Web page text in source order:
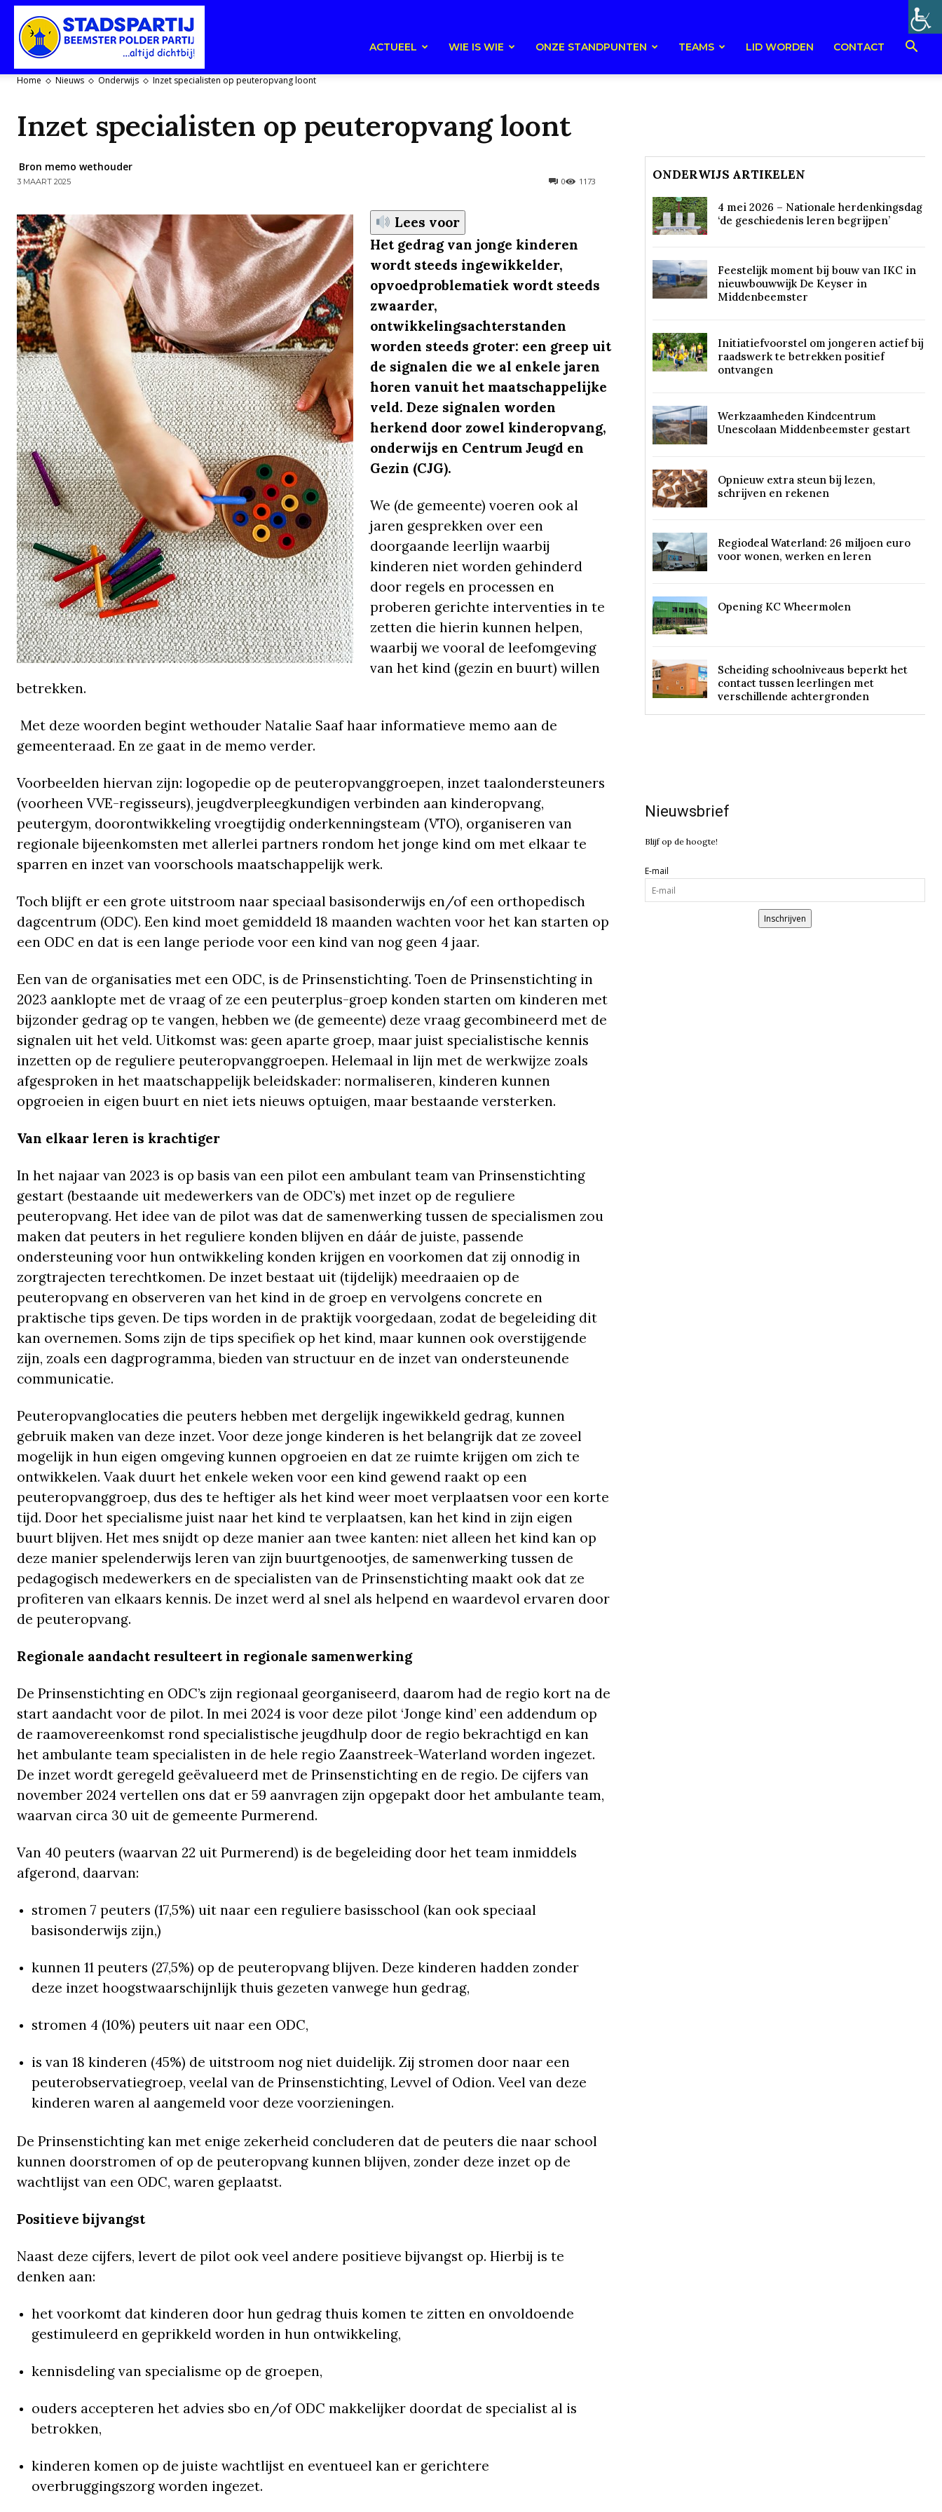
Polderpartij
ACTUEEL WIE IS WIE ONZE STANDPUNTEN TEAMS LID WORDEN CONTACT
Home Nieuws Onderwijs Inzet specialisten op peuteropvang loont
Inzet specialisten op peuteropvang loont
Bron memo wethouder
3 MAART 2025 1173
0
Lees voor
Het gedrag van jonge kinderen
wordt steeds ingewikkelder,
opvoedproblematiek wordt steeds
zwaarder,
ontwikkelingsachterstanden
worden steeds groter: een greep uit
de signalen die we al enkele jaren
horen vanuit het maatschappelijke
veld. Deze signalen worden
herkend door zowel kinderopvang,
onderwijs en Centrum Jeugd en
Gezin (CJG).
We (de gemeente) voeren ook al
jaren gesprekken over een
doorgaande leerlijn waarbij
kinderen niet worden gehinderd
door regels en processen en
proberen gerichte interventies in te
zetten die hierin kunnen helpen,
waarbij we vooral de leefomgeving
van het kind (gezin en buurt) willen
betrekken.
Met deze woorden begint wethouder Natalie Saaf haar informatieve memo aan de
gemeenteraad. En ze gaat in de memo verder.
Voorbeelden hiervan zijn: logopedie op de peuteropvanggroepen, inzet taalondersteuners
(voorheen VVE-regisseurs), jeugdverpleegkundigen verbinden aan kinderopvang,
peutergym, doorontwikkeling vroegtijdig onderkenningsteam (VTO), organiseren van
regionale bijeenkomsten met allerlei partners rondom het jonge kind om met elkaar te
sparren en inzet van voorschools maatschappelijk werk.
Toch blijft er een grote uitstroom naar speciaal basisonderwijs en/of een orthopedisch
dagcentrum (ODC). Een kind moet gemiddeld 18 maanden wachten voor het kan starten op
een ODC en dat is een lange periode voor een kind van nog geen 4 jaar.
Een van de organisaties met een ODC, is de Prinsenstichting. Toen de Prinsenstichting in
2023 aanklopte met de vraag of ze een peuterplus-groep konden starten om kinderen met
bijzonder gedrag op te vangen, hebben we (de gemeente) deze vraag gecombineerd met de
signalen uit het veld. Uitkomst was: geen aparte groep, maar juist specialistische kennis
inzetten op de reguliere peuteropvanggroepen. Helemaal in lijn met de werkwijze zoals
afgesproken in het maatschappelijk beleidskader: normaliseren, kinderen kunnen
opgroeien in eigen buurt en niet iets nieuws optuigen, maar bestaande versterken.
Van elkaar leren is krachtiger
In het najaar van 2023 is op basis van een pilot een ambulant team van Prinsenstichting
gestart (bestaande uit medewerkers van de ODC’s) met inzet op de reguliere
peuteropvang. Het idee van de pilot was dat de samenwerking tussen de specialismen zou
maken dat peuters in het reguliere konden blijven en dáár de juiste, passende
ondersteuning voor hun ontwikkeling konden krijgen en voorkomen dat zij onnodig in
zorgtrajecten terechtkomen. De inzet bestaat uit (tijdelijk) meedraaien op de
peuteropvang en observeren van het kind in de groep en vervolgens concrete en
praktische tips geven. De tips worden in de praktijk voorgedaan, zodat de begeleiding dit
kan overnemen. Soms zijn de tips specifiek op het kind, maar kunnen ook overstijgende
zijn, zoals een dagprogramma, bieden van structuur en de inzet van ondersteunende
communicatie.
Peuteropvanglocaties die peuters hebben met dergelijk ingewikkeld gedrag, kunnen
gebruik maken van deze inzet. Voor deze jonge kinderen is het belangrijk dat ze zoveel
mogelijk in hun eigen omgeving kunnen opgroeien en dat ze ruimte krijgen om zich te
ontwikkelen. Vaak duurt het enkele weken voor een kind gewend raakt op een
peuteropvanggroep, dus des te heftiger als het kind weer moet verplaatsen voor een korte
tijd. Door het specialisme juist naar het kind te verplaatsen, kan het kind in zijn eigen
buurt blijven. Het mes snijdt op deze manier aan twee kanten: niet alleen het kind kan op
deze manier spelenderwijs leren van zijn buurtgenootjes, de samenwerking tussen de
pedagogisch medewerkers en de specialisten van de Prinsenstichting maakt ook dat ze
profiteren van elkaars kennis. De inzet werd al snel als helpend en waardevol ervaren door
de peuteropvang.
Regionale aandacht resulteert in regionale samenwerking
De Prinsenstichting en ODC’s zijn regionaal georganiseerd, daarom had de regio kort na de
start aandacht voor de pilot. In mei 2024 is voor deze pilot ‘Jonge kind’ een addendum op
de raamovereenkomst rond specialistische jeugdhulp door de regio bekrachtigd en kan
het ambulante team specialisten in de hele regio Zaanstreek-Waterland worden ingezet.
De inzet wordt geregeld geëvalueerd met de Prinsenstichting en de regio. De cijfers van
november 2024 vertellen ons dat er 59 aanvragen zijn opgepakt door het ambulante team,
waarvan circa 30 uit de gemeente Purmerend.
Van 40 peuters (waarvan 22 uit Purmerend) is de begeleiding door het team inmiddels
afgerond, daarvan:
stromen 7 peuters (17,5%) uit naar een reguliere basisschool (kan ook speciaal
basisonderwijs zijn,)
kunnen 11 peuters (27,5%) op de peuteropvang blijven. Deze kinderen hadden zonder
deze inzet hoogstwaarschijnlijk thuis gezeten vanwege hun gedrag,
stromen 4 (10%) peuters uit naar een ODC,
is van 18 kinderen (45%) de uitstroom nog niet duidelijk. Zij stromen door naar een
peuterobservatiegroep, veelal van de Prinsenstichting, Levvel of Odion. Veel van deze
kinderen waren al aangemeld voor deze voorzieningen.
De Prinsenstichting kan met enige zekerheid concluderen dat de peuters die naar school
kunnen doorstromen of op de peuteropvang kunnen blijven, zonder deze inzet op de
wachtlijst van een ODC, waren geplaatst.
Positieve bijvangst
Naast deze cijfers, levert de pilot ook veel andere positieve bijvangst op. Hierbij is te
denken aan:
het voorkomt dat kinderen door hun gedrag thuis komen te zitten en onvoldoende
gestimuleerd en geprikkeld worden in hun ontwikkeling,
kennisdeling van specialisme op de groepen,
ouders accepteren het advies sbo en/of ODC makkelijker doordat de specialist al is
betrokken,
kinderen komen op de juiste wachtlijst en eventueel kan er gerichtere
overbruggingszorg worden ingezet.
ONDERWIJS ARTIKELEN
4 mei 2026 – Nationale herdenkingsdag
‘de geschiedenis leren begrijpen’
Feestelijk moment bij bouw van IKC in
nieuwbouwwijk De Keyser in
Middenbeemster
Initiatiefvoorstel om jongeren actief bij
raadswerk te betrekken positief
ontvangen
Werkzaamheden Kindcentrum
Unescolaan Middenbeemster gestart
Opnieuw extra steun bij lezen,
schrijven en rekenen
Regiodeal Waterland: 26 miljoen euro
voor wonen, werken en leren
Opening KC Wheermolen
Scheiding schoolniveaus beperkt het
contact tussen leerlingen met
verschillende achtergronden
Nieuwsbrief
Blijf op de hoogte!
E-mail
Inschrijven